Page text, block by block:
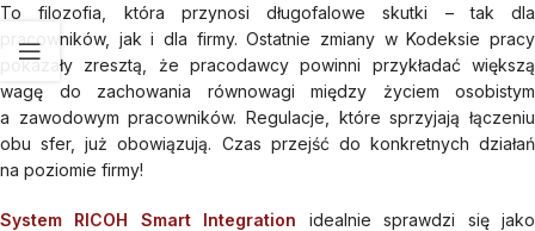
To filozofia, która przynosi długofalowe skutki – tak dla
pracowników, jak i dla firmy. Ostatnie zmiany w Kodeksie pracy
pokazały zresztą, że pracodawcy powinni przykładać większą
wagę do zachowania równowagi między życiem osobistym
a zawodowym pracowników. Regulacje, które sprzyjają łączeniu
obu sfer, już obowiązują. Czas przejść do konkretnych działań
na poziomie firmy!
System RICOH Smart Integration idealnie sprawdzi się jako